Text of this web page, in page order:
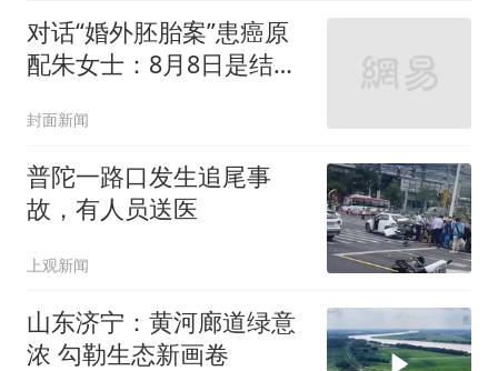
对话“婚外胚胎案”患癌原
配朱女士：8月8日是结婚
己的付出
封面新闻
普陀一路口发生追尾事
故，有人员送医
上观新闻
山东济宁：黄河廊道绿意
浓 勾勒生态新画卷